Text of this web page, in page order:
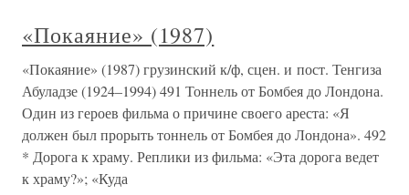
«Покаяние» (1987)
«Покаяние» (1987) грузинский к/ф, сцен. и пост. Тенгиза
Абуладзе (1924–1994) 491 Тоннель от Бомбея до Лондона.
Один из героев фильма о причине своего ареста: «Я
должен был прорыть тоннель от Бомбея до Лондона». 492
* Дорога к храму. Реплики из фильма: «Эта дорога ведет
к храму?»; «Куда